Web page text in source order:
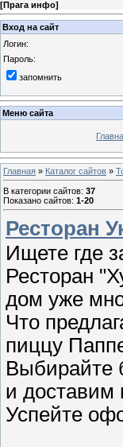
[Прага инфо]
Вход на сайт
Логин:
Пароль:
запомнить
Меню сайта
Главная » Каталог сайтов »
В категории сайтов: 37
Показано сайтов: 1-20
Ресторан
Ищете где
Ресторан
дом уже
Что
пиццу
Выбирайте
и доставим
Успейте